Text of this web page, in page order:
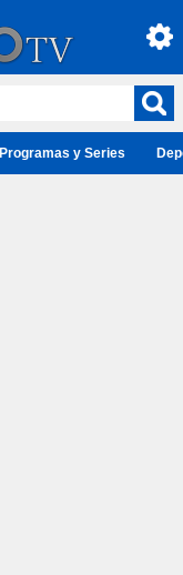
Programas y Series